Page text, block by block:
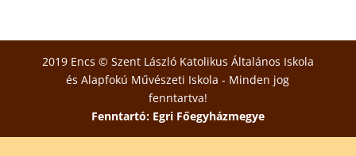
2019 Encs © Szent László Katolikus Általános Iskola
és Alapfokú Művészeti Iskola - Minden jog
fenntartva!
Fenntartó: Egri Főegyházmegye